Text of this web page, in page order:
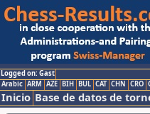
Logged on: Gast
Arabic ARM AZE BIH BUL CAT CHN CRO
Inicio Base de datos de